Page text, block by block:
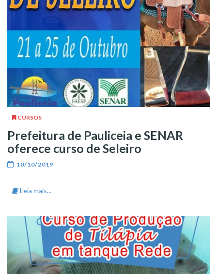
CURSOS
Prefeitura de Pauliceia e SENAR
oferece curso de Seleiro
10/10/2019
Leia mais...